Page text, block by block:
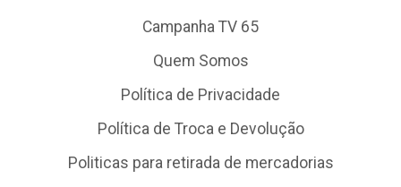
Campanha TV 65
Quem Somos
Política de Privacidade
Política de Troca e Devolução
Politicas para retirada de mercadorias